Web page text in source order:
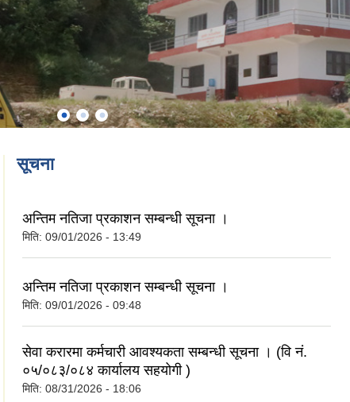
सूचना
अन्तिम नतिजा प्रकाशन सम्बन्धी सूचना ।
मिति: 09/01/2026 - 13:49
अन्तिम नतिजा प्रकाशन सम्बन्धी सूचना ।
मिति: 09/01/2026 - 09:48
सेवा करारमा कर्मचारी आवश्यकता सम्बन्धी सूचना । (वि नं.
०५/०८३/०८४ कार्यालय सहयोगी )
मिति: 08/31/2026 - 18:06